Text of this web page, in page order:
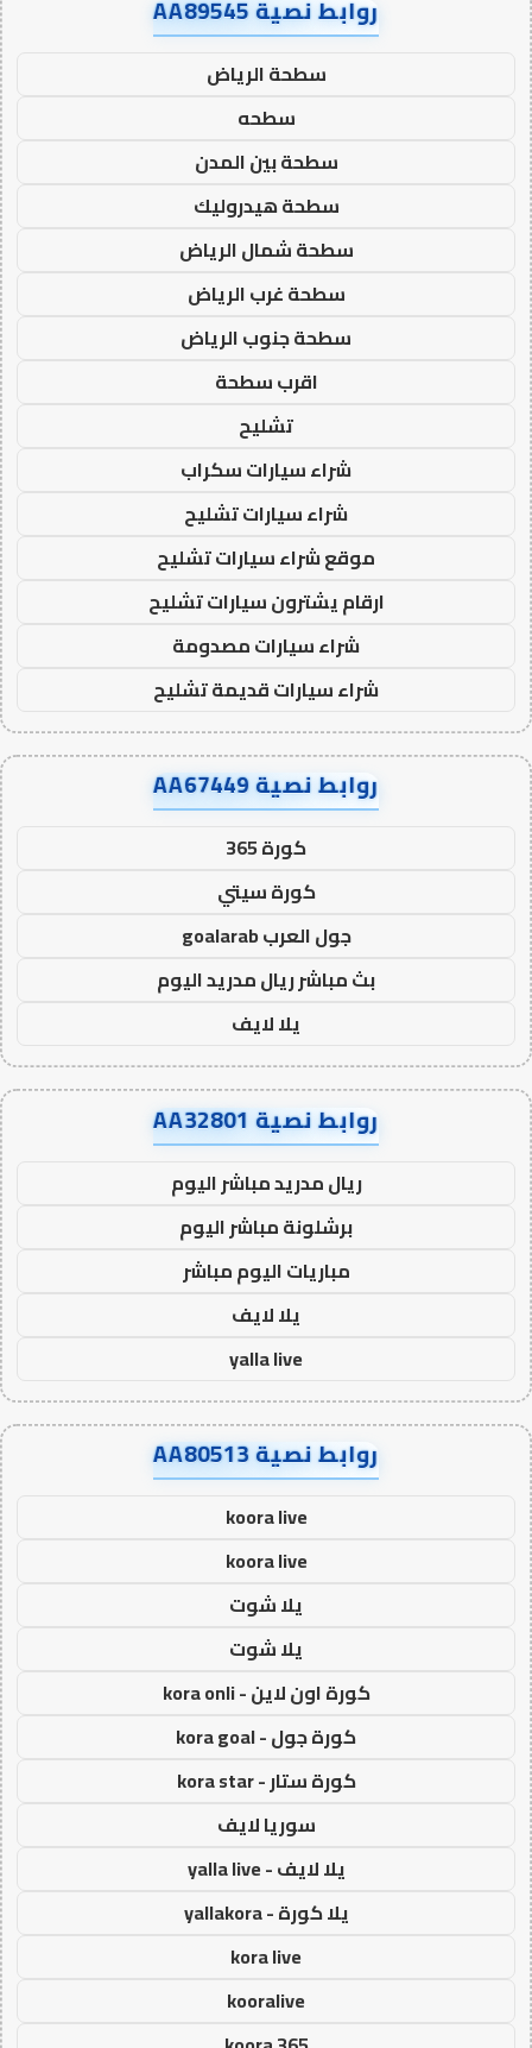
روابط نصية AA89545
سطحة الرياض
سطحه
سطحة بين المدن
سطحة هيدروليك
سطحة شمال الرياض
سطحة غرب الرياض
سطحة جنوب الرياض
اقرب سطحة
تشليح
شراء سيارات سكراب
شراء سيارات تشليح
موقع شراء سيارات تشليح
ارقام يشترون سيارات تشليح
شراء سيارات مصدومة
شراء سيارات قديمة تشليح
روابط نصية AA67449
كورة 365
كورة سيتي
جول العرب goalarab
بث مباشر ريال مدريد اليوم
يلا لايف
روابط نصية AA32801
ريال مدريد مباشر اليوم
برشلونة مباشر اليوم
مباريات اليوم مباشر
يلا لايف
yalla live
روابط نصية AA80513
koora live
koora live
يلا شوت
يلا شوت
كورة اون لاين - kora onli
كورة جول - kora goal
كورة ستار - kora star
سوريا لايف
يلا لايف - yalla live
يلا كورة - yallakora
kora live
kooralive